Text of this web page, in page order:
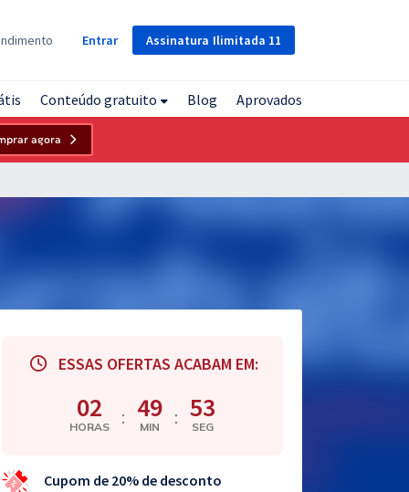
Assinatura Ilimitada 11
Entrar
Conteúdo gratuito Blog Aprovados
agora
ESSAS OFERTAS ACABAM EM:
02
HORAS : 49
MIN : 52
SEG
Cupom de 20% de desconto